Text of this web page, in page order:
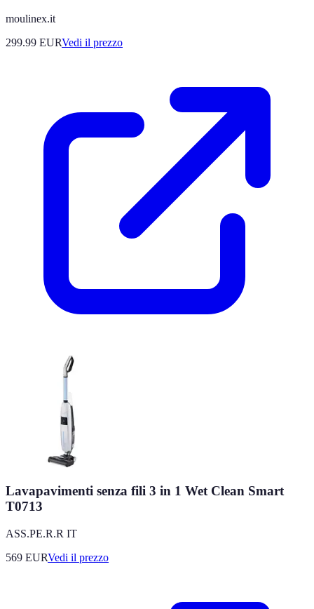
moulinex.it
299.99 EURVedi il prezzo
Lavapavimenti senza fili 3 in 1 Wet Clean Smart
T0713
ASS.PE.R.R IT
569 EURVedi il prezzo